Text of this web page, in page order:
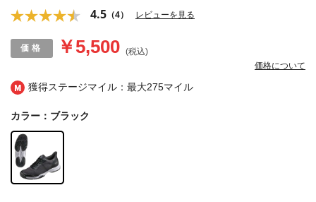
獲得ステージマイル：最大275マイル
4.5 （4） レビューを見る
￥5,500 (税込)
価格について
カラー：ブラック